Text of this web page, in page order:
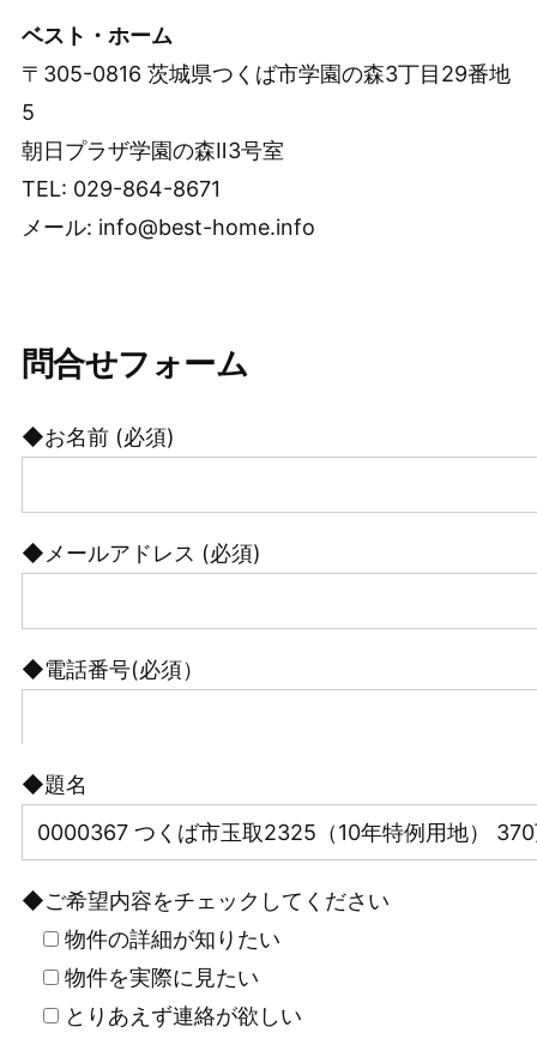
ベスト・ホーム
〒305-0816 茨城県つくば市学園の森3丁目29番地
5
朝日プラザ学園の森Ⅱ3号室
TEL: 029-864-8671
メール: info@best-home.info
問合せフォーム
◆お名前 (必須)
◆メールアドレス (必須)
◆電話番号(必須）
◆題名
◆ご希望内容をチェックしてください
物件の詳細が知りたい
物件を実際に見たい
とりあえず連絡が欲しい